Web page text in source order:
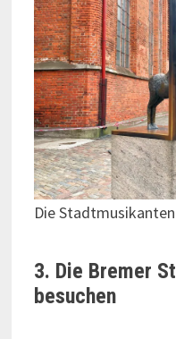
Die
3. Die Bremer
besuchen